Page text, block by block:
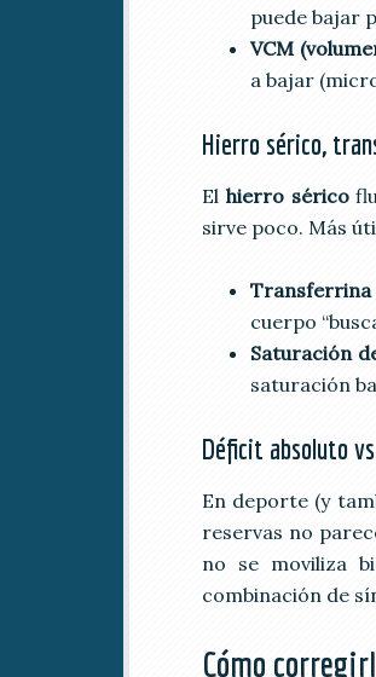
puede bajar
VCM
a bajar
Hierro sérico,
El hierro sérico
sirve poco. Más
Transferrina
cuerpo
Saturación
saturación
Déficit absoluto
En deporte (y
reservas no
no se moviliza
combinación de
Cómo